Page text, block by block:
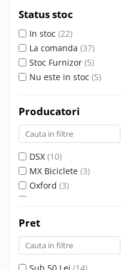
Vehicule Electrice
Scutere
Triciclete
Piese vehicule electrice
Anvelope biciclete/scuter
Aripi trotinete
Baterii
Camere biciclete electrice
Camere trotinete
Discuri frana trotinete
Far trotineta
Menete trotinete
Status stoc
In stoc (22)
La comanda (37)
Stoc Furnizor (5)
Nu este in stoc (5)
Producatori
DSX (10)
MX Biciclete (3)
Oxford (3)
WAG
WMX (8)
Pret
Sub 50 Lei (14)